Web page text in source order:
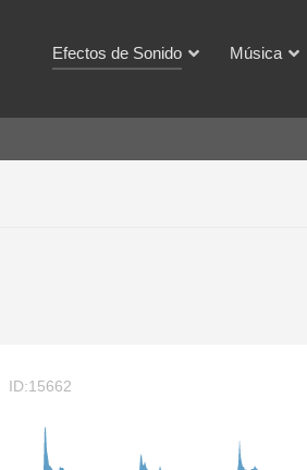
Efectos de Sonido Música
ID:15662